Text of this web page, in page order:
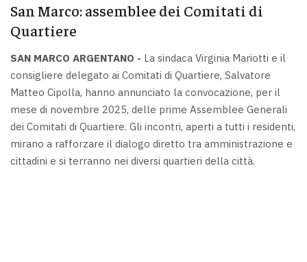
San Marco: assemblee dei Comitati di
Quartiere
SAN MARCO ARGENTANO - La sindaca Virginia Mariotti e il
consigliere delegato ai Comitati di Quartiere, Salvatore
Matteo Cipolla, hanno annunciato la convocazione, per il
mese di novembre 2025, delle prime Assemblee Generali
dei Comitati di Quartiere. Gli incontri, aperti a tutti i residenti,
mirano a rafforzare il dialogo diretto tra amministrazione e
cittadini e si terranno nei diversi quartieri della città.